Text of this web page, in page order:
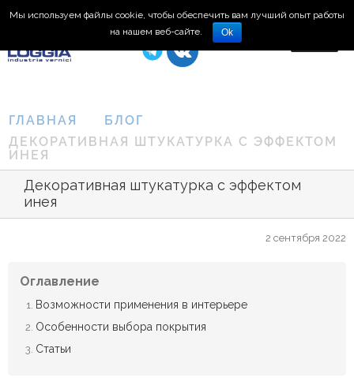
8 (495) 150-66-77
ГЛАВНАЯ
БЛОГ
ДЕКОРАТИВНАЯ ШТУКАТУРКА С ЭФФЕКТОМ
ИНЕЯ
Декоративная штукатурка с эффектом
инея
2 сентября 2022
Оглавление
Возможности применения в интерьере
Особенности выбора покрытия
Статьи
Мы используем файлы cookie, чтобы обеспечить вам лучший опыт работы
на нашем веб-сайте.
Ok